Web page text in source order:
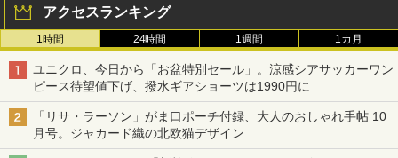
アクセスランキング
1時間 24時間 1週間 1カ月
ユニクロ、今日から「お盆特別セール」。涼感シアサッカーワン
ピース待望値下げ、撥水ギアショーツは1990円に
「リサ・ラーソン」がま口ポーチ付録、大人のおしゃれ手帖 10
月号。ジャカード織の北欧猫デザイン